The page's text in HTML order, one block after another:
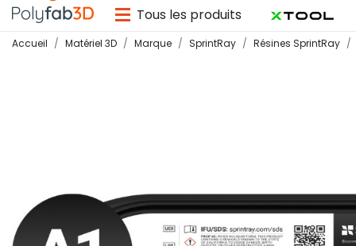
Tous les produits
Accueil Matériel 3D Marque SprintRay Résines SprintRay